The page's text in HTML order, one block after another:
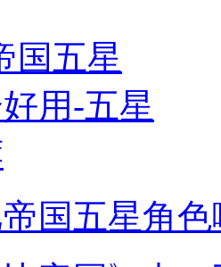
帝国五星角